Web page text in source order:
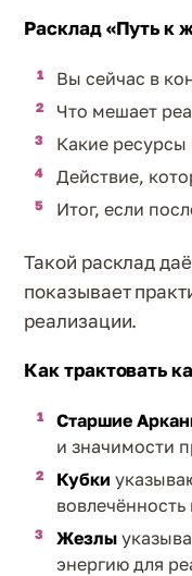
Расклад «Путь к
Вы сейчас в
Что мешает
Какие
Действие,
Итог, если
Такой расклад
показывает
реализации.
Как трактовать
Старшие
и значимости
Кубки
Жезлы
энергию для